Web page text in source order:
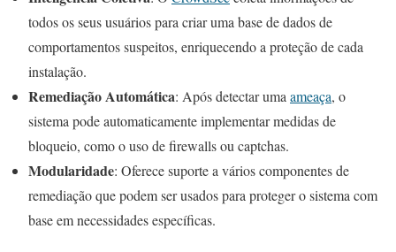
todos os seus usuários para criar uma base de dados de
comportamentos suspeitos, enriquecendo a proteção de cada
instalação.
Remediação Automática: Após detectar umaameaça, o
sistema pode automaticamente implementar medidas de
bloqueio, como o uso de firewalls ou captchas.
Modularidade: Oferece suporte a vários componentes de
remediação que podem ser usados para proteger o sistema com
base em necessidades específicas.